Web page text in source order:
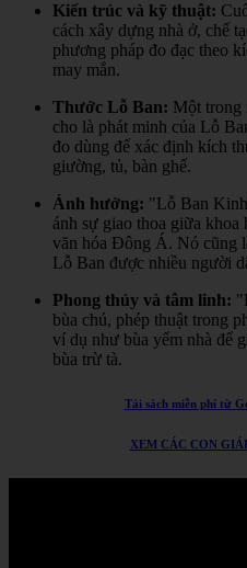
Kiến trúc và kỹ thuật:
cách xây dựng nhà ở, chế
phương pháp đo đạc theo
may mắn.
Thước Lỗ Ban: Một trong
cho là phát minh của Lỗ
đo dùng để xác định kích
giường, tủ, bàn ghế.
Ảnh hưởng: "Lỗ Ban
ánh sự giao thoa giữa
văn hóa Đông Á. Nó cũng
Lỗ Ban được nhiều người
Phong thủy và tâm linh:
bùa chú, phép thuật trong
ví dụ như bùa yểm nhà để
bùa trừ tà.
Tải sách miễn phí từ
XEM CÁC CON